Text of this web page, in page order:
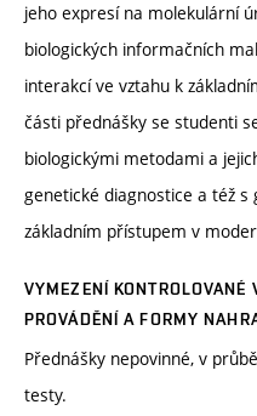
jeho expresí na molekulární
biologických informačních
interakcí ve vztahu k
části přednášky se studenti
biologickými metodami a
genetické diagnostice a též
základním přístupem v
VYMEZENÍ
PROVÁDĚNÍ A FORMY
Přednášky nepovinné, v
testy.